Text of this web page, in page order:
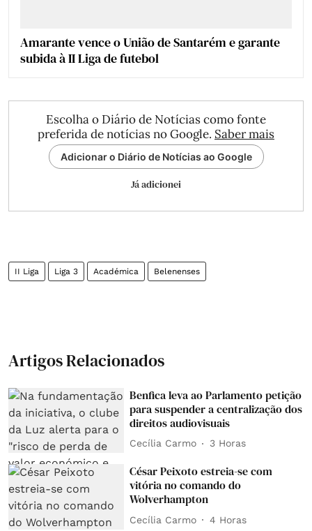
Amarante vence o União de Santarém e garante
subida à II Liga de futebol
Escolha o Diário de Notícias como fonte
preferida de notícias no Google. Saber mais
Adicionar o Diário de Notícias ao Google
Já adicionei
II Liga Liga 3 Académica Belenenses
Artigos Relacionados
Benfica leva ao Parlamento petição
para suspender a centralização dos
direitos audiovisuais
Cecília Carmo 3 Horas
César Peixoto estreia-se com
vitória no comando do
Wolverhampton
Cecília Carmo 4 Horas